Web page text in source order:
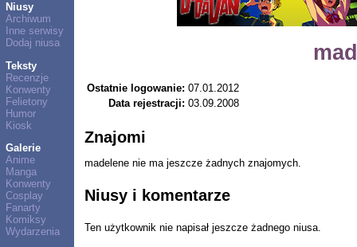
Niusy
Archiwum
Inne serwisy
Dodaj niusa
Teksty
Recenzje
Konwenty
Felietony
Humor
Kiosk
Galerie
Anime
Manga
Konwenty
Cosplay
Fanarty
Komiksy
Wydarzenia
Ostatnie logowanie: 07.01.2012
Data rejestracji: 03.09.2008
Znajomi
madelene nie ma jeszcze żadnych znajomych.
Niusy i komentarze
Ten użytkownik nie napisał jeszcze żadnego niusa.